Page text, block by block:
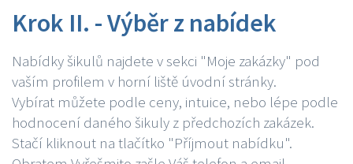
Krok II. - Výběr z nabídek
Nabídky šikulů najdete v sekci "Moje zakázky" pod
vaším profilem v horní liště úvodní stránky.
Vybírat můžete podle ceny, intuice, nebo lépe podle
hodnocení daného šikuly z předchozích zakázek.
Stačí kliknout na tlačítko "Příjmout nabídku".